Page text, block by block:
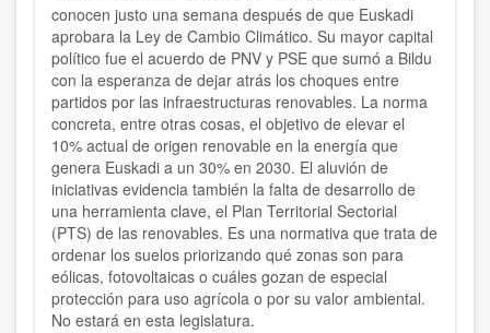
conocen justo una semana después de que Euskadi
aprobara la Ley de Cambio Climático. Su mayor capital
político fue el acuerdo de PNV y PSE que sumó a Bildu
con la esperanza de dejar atrás los choques entre
partidos por las infraestructuras renovables. La norma
concreta, entre otras cosas, el objetivo de elevar el
10% actual de origen renovable en la energía que
genera Euskadi a un 30% en 2030. El aluvión de
iniciativas evidencia también la falta de desarrollo de
una herramienta clave, el Plan Territorial Sectorial
(PTS) de las renovables. Es una normativa que trata de
ordenar los suelos priorizando qué zonas son para
eólicas, fotovoltaicas o cuáles gozan de especial
protección para uso agrícola o por su valor ambiental.
No estará en esta legislatura.